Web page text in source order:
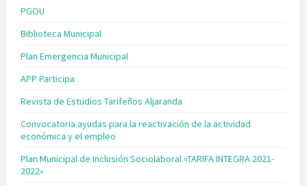
PGOU
Biblioteca Municipal
Plan Emergencia Municipal
APP Participa
Revista de Estudios Tarifeños Aljaranda
Convocatoria ayudas para la reactivación de la actividad
económica y el empleo
Plan Municipal de Inclusión Sociolaboral «TARIFA INTEGRA 2021-
2022»